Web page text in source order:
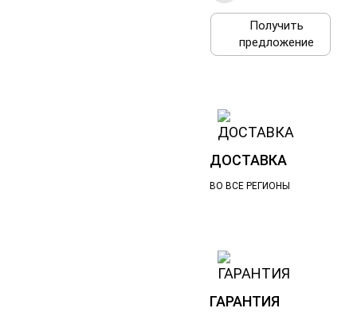
Получить
предложение
ДОСТАВКА
ВО ВСЕ РЕГИОНЫ
ГАРАНТИЯ